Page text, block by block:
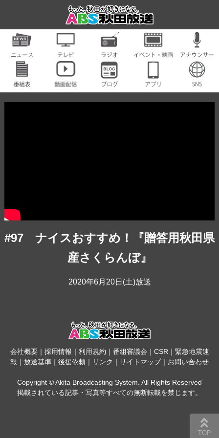
#97 ナイスおすすめ！『贈答用秋田県
産さくらんぼ』
2020年6月20日(土)放送
会社概要｜ 採用情報 ｜ 利用規約 ｜ 番組審議会 ｜ CSR ｜ 緊急地震速
報 ｜ 放送基準 ｜ 後援依頼 ｜ リンク ｜ サイトマップ｜ お問い合わせ
Copyright © Akita Broadcasting System. All Rights Reserved
掲載されている記事・写真等すべての無断転載を禁じます。